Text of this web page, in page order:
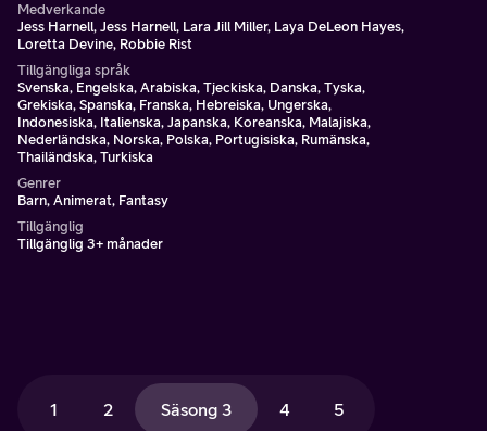
Medverkande
Jess Harnell, Jess Harnell, Lara Jill Miller, Laya DeLeon Hayes,
Loretta Devine, Robbie Rist
Tillgängliga språk
Svenska, Engelska, Arabiska, Tjeckiska, Danska, Tyska,
Grekiska, Spanska, Franska, Hebreiska, Ungerska,
Indonesiska, Italienska, Japanska, Koreanska, Malajiska,
Nederländska, Norska, Polska, Portugisiska, Rumänska,
Thailändska, Turkiska
Genrer
Barn, Animerat, Fantasy
Tillgänglig
Tillgänglig 3+ månader
1 2 Säsong 3 4 5